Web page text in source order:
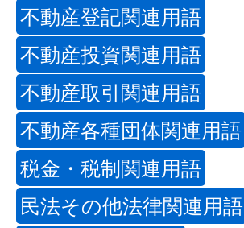
不動産登記関連用語
不動産投資関連用語
不動産取引関連用語
不動産各種団体関連用語
税金・税制関連用語
民法その他法律関連用語